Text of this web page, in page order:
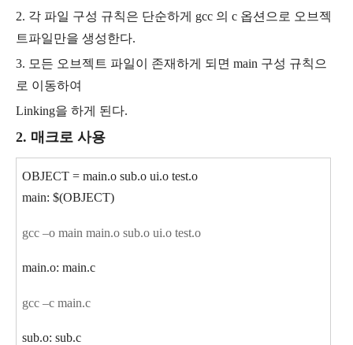
2. 각 파일 구성 규칙은 단순하게 gcc 의 c 옵션으로 오브젝
트파일만을 생성한다.
3. 모든 오브젝트 파일이 존재하게 되면 main 구성 규칙으
로 이동하여
Linking을 하게 된다.
2. 매크로 사용
OBJECT = main.o sub.o ui.o test.o
main: $(OBJECT)
gcc –o main main.o sub.o ui.o test.o
main.o: main.c
gcc –c main.c
sub.o: sub.c